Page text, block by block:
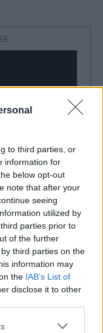
to third parties, or
information for
below opt-out
note that after your
seeing
utilized by
parties prior to
of the further
third parties on the
information may
the IAB’s List of
disclose it to other
or more Google
teherbírása
ki a fél Közel-